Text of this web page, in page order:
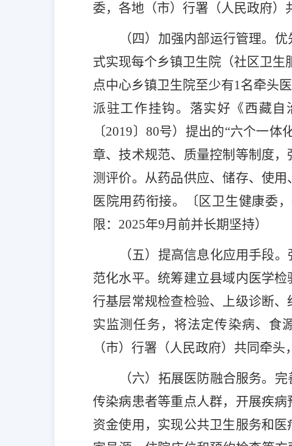
委，各地（市）行署（人民政府）
（四）加强内部运行管理。 优
式实现每个乡镇卫生院（社区卫生
点中心乡镇卫生院至少有1名牵头
派驻工作挂钩。落实好 《西藏
〔2019〕 80号）提出的“六个一体
章、技术规范、质量控制等制度
测评价。从药品供应、储存、使
医院用药衔接。
〔区卫生健康委
限： 2025年9月前并长期坚持）
（五）提高信息化应用手段。
范化水平。统筹建立县域内医学
行基层常规检查检验、上级诊断
实监测任务，将法定传染病、食
（市）行署（人民政府） 共同牵头
（六）拓展医防融合服务。 完
传染病患者等重点人群，开展疾
资金使用，实现公共卫生服务和医